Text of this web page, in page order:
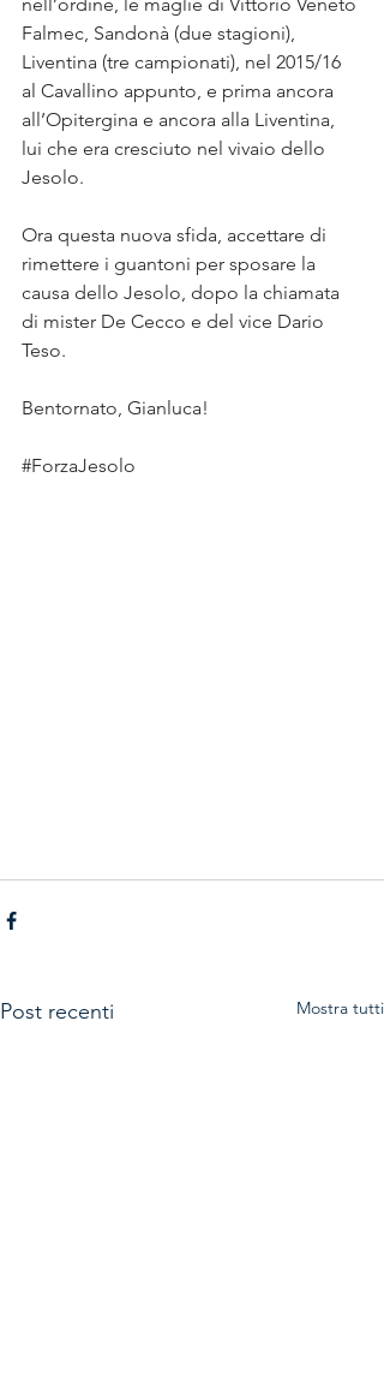
Falmec, Sandonà (due stagioni),
Liventina (tre campionati), nel 2015/16
al Cavallino appunto, e prima ancora
all’Opitergina e ancora alla Liventina,
lui che era cresciuto nel vivaio dello
Jesolo.
Ora questa nuova sfida, accettare di
rimettere i guantoni per sposare la
causa dello Jesolo, dopo la chiamata
di mister De Cecco e del vice Dario
Teso.
Bentornato, Gianluca!
#ForzaJesolo
Post recenti Mostra tutti